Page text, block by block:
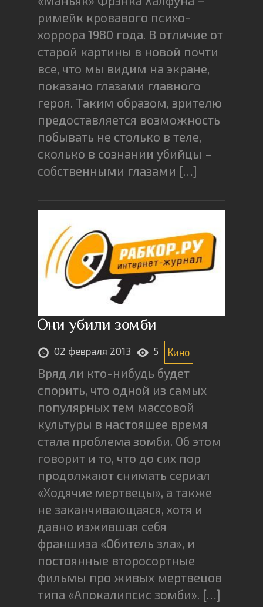
римейк кровавого психо-
хоррора 1980 года. В отличие от
старой картины в новой почти
все, что мы видим на экране,
показано глазами главного
героя. Таким образом, зрителю
предоставляется возможность
побывать не столько в теле,
сколько в сознании убийцы –
собственными глазами […]
Они убили зомби
02 февраля 2013 5 Кино
Вряд ли кто-нибудь будет
спорить, что одной из самых
популярных тем массовой
культуры в настоящее время
стала проблема зомби. Об этом
говорит и то, что до сих пор
продолжают снимать сериал
«Ходячие мертвецы», а также
не заканчивающаяся, хотя и
давно изжившая себя
франшиза «Обитель зла», и
постоянные второсортные
фильмы про живых мертвецов
типа «Апокалипсис зомби». […]